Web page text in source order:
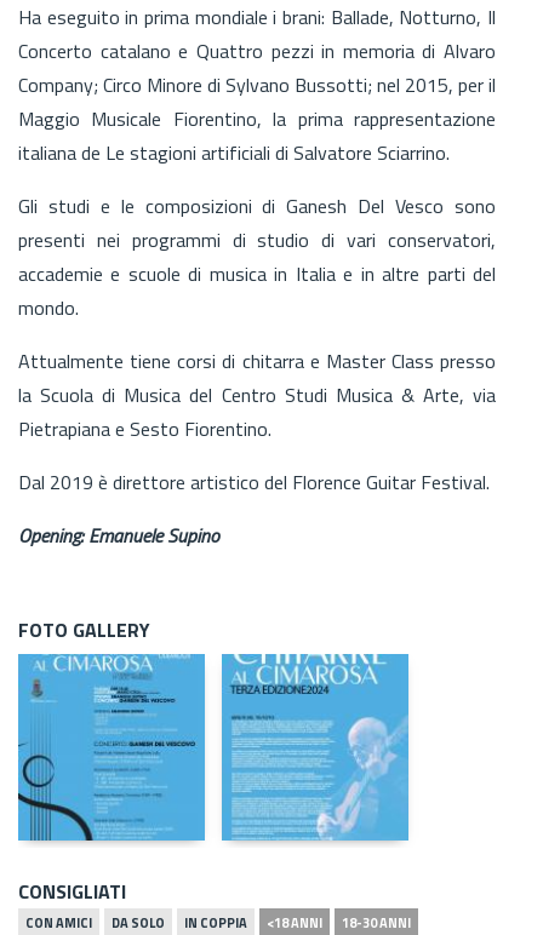
Ha eseguito in prima mondiale i brani: Ballade, Notturno, Il
Concerto catalano e Quattro pezzi in memoria di Alvaro
Company; Circo Minore di Sylvano Bussotti; nel 2015, per il
Maggio Musicale Fiorentino, la prima rappresentazione
italiana de Le stagioni artificiali di Salvatore Sciarrino.
Gli studi e le composizioni di Ganesh Del Vesco sono
presenti nei programmi di studio di vari conservatori,
accademie e scuole di musica in Italia e in altre parti del
mondo.
Attualmente tiene corsi di chitarra e Master Class presso
la Scuola di Musica del Centro Studi Musica & Arte, via
Pietrapiana e Sesto Fiorentino.
Dal 2019 è direttore artistico del Florence Guitar Festival.
Opening: Emanuele Supino
FOTO GALLERY
CONSIGLIATI
CON AMICI DA SOLO IN COPPIA <18 ANNI 18-30 ANNI